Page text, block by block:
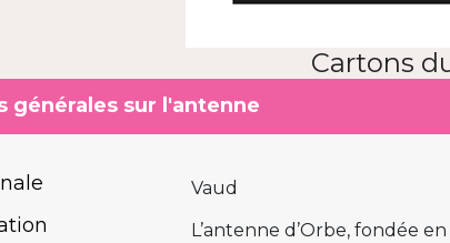
Cartons
générales sur l'antenne
Vaud
L’antenne d’Orbe, fondée